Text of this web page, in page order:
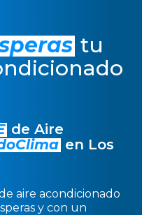
tu
de Aire
en Los
aire acondicionado
y con un